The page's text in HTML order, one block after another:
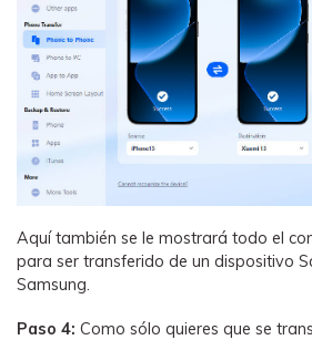
Aquí también se le mostrará todo el
para ser transferido de un dispositivo
Samsung.
Paso 4: Como sólo quieres que se